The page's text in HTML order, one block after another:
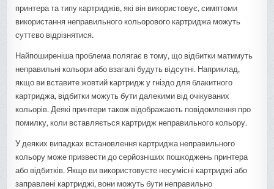
принтера та типу картриджів, які він використовує, симптоми
використання неправильного кольорового картриджа можуть
суттєво відрізнятися.
Найпоширеніша проблема полягає в тому, що відбитки матимуть
неправильні кольори або взагалі будуть відсутні. Наприклад,
якщо ви вставите жовтий картридж у гніздо для блакитного
картриджа, відбитки можуть бути далекими від очікуваних
кольорів. Деякі принтери також відображають повідомлення про
помилку, коли вставляється картридж неправильного кольору.
У деяких випадках встановлення картриджа неправильного
кольору може призвести до серйозніших пошкоджень принтера
або відбитків. Якщо ви використовуєте несумісні картриджі або
заправлені картриджі, вони можуть бути неправильно